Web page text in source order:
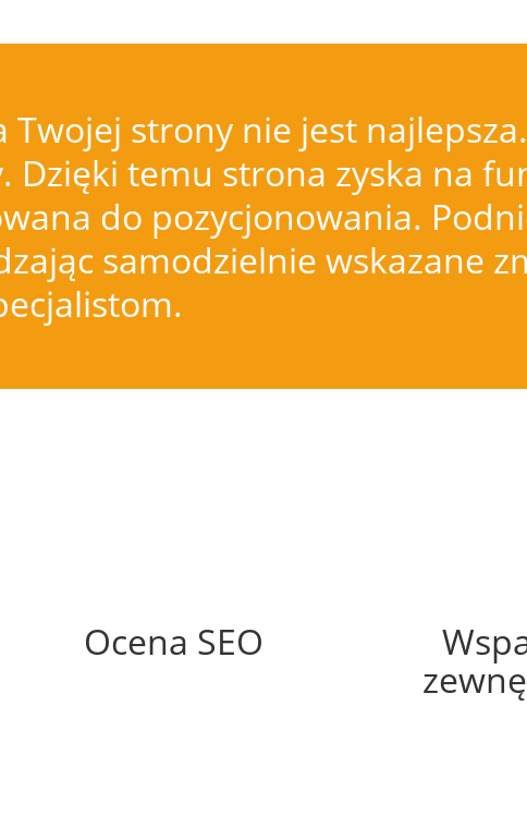
Twojej strony nie jest
Dzięki temu strona zyska na
do pozycjonowania.
samodzielnie wskazane
Ocena SEO